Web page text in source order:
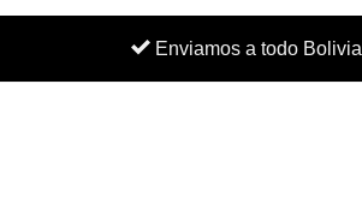
Enviamos a todo Bolivia